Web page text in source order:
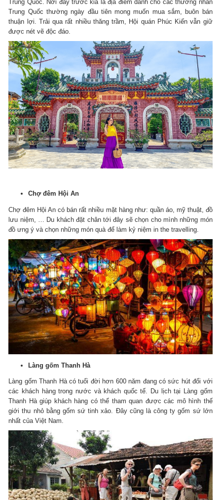
Trung Quốc.
Nơi đây trước kia là địa điểm dành cho các thương nhân
Trung Quốc thường ngày đầu tiên mong muốn mua sắm, buôn bán
thuận lợi. Trải qua rất nhiều thăng trầm, Hội quán Phúc Kiến vẫn giữ
được nét vẽ độc đáo.
Chợ đêm Hội An
Chợ đêm Hội An có bán rất nhiều mặt hàng như: quần áo, mỹ thuật, đồ
lưu niệm, … Du khách đặt chân tới đây sẽ chọn cho mình những món
đồ ưng ý và chọn những món quà để làm kỷ niệm in the travelling.
Làng gốm Thanh Hà
Làng gốm Thanh Hà có tuổi đời hơn 600 năm đang có sức hút đối với
các khách hàng trong nước và khách quốc tế. Du lịch tại Làng gốm
Thanh Hà giúp khách hàng có thể tham quan được các mô hình thế
giới thu nhỏ bằng gốm sứ tinh xảo. Đây cũng là công ty gốm sứ lớn
nhất của Việt Nam.